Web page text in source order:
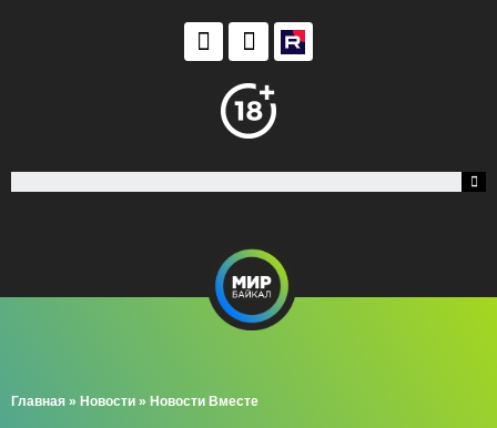
Главная » Новости » Новости Вместе